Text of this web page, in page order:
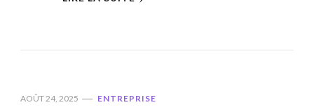
AOÛT 24, 2025 ENTREPRISE